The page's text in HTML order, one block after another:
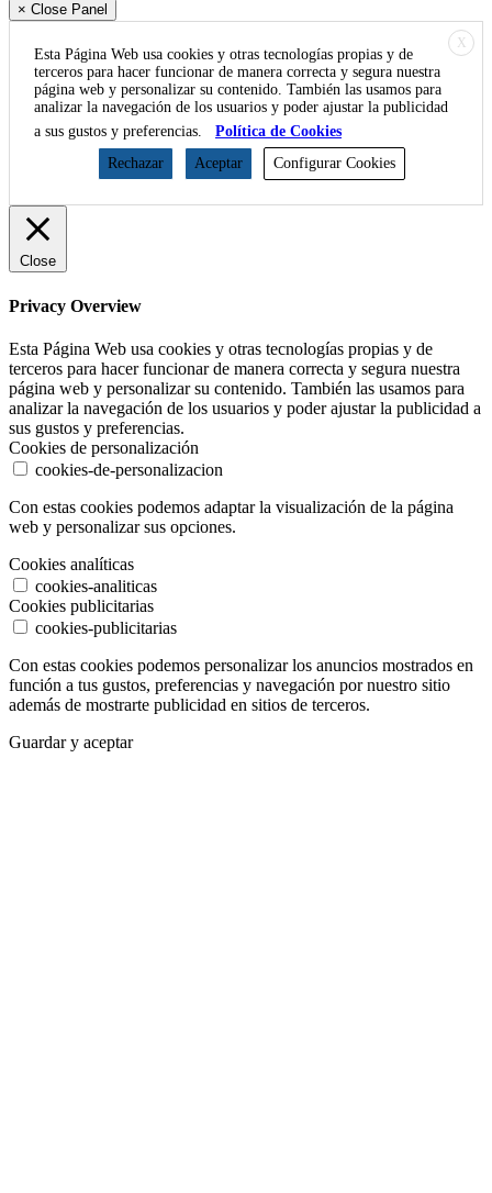
× Close Panel
X
Esta Página Web usa cookies y otras tecnologías propias y de
terceros para hacer funcionar de manera correcta y segura nuestra
página web y personalizar su contenido. También las usamos para
analizar la navegación de los usuarios y poder ajustar la publicidad
a sus gustos y preferencias.
Política de Cookies
Rechazar
Aceptar Configurar Cookies
Close
Privacy Overview
Esta Página Web usa cookies y otras tecnologías propias y de
terceros para hacer funcionar de manera correcta y segura nuestra
página web y personalizar su contenido. También las usamos para
analizar la navegación de los usuarios y poder ajustar la publicidad a
sus gustos y preferencias.
Cookies de personalización
cookies-de-personalizacion
Con estas cookies podemos adaptar la visualización de la página
web y personalizar sus opciones.
Cookies analíticas
cookies-analiticas
Cookies publicitarias
cookies-publicitarias
Con estas cookies podemos personalizar los anuncios mostrados en
función a tus gustos, preferencias y navegación por nuestro sitio
además de mostrarte publicidad en sitios de terceros.
Guardar y aceptar